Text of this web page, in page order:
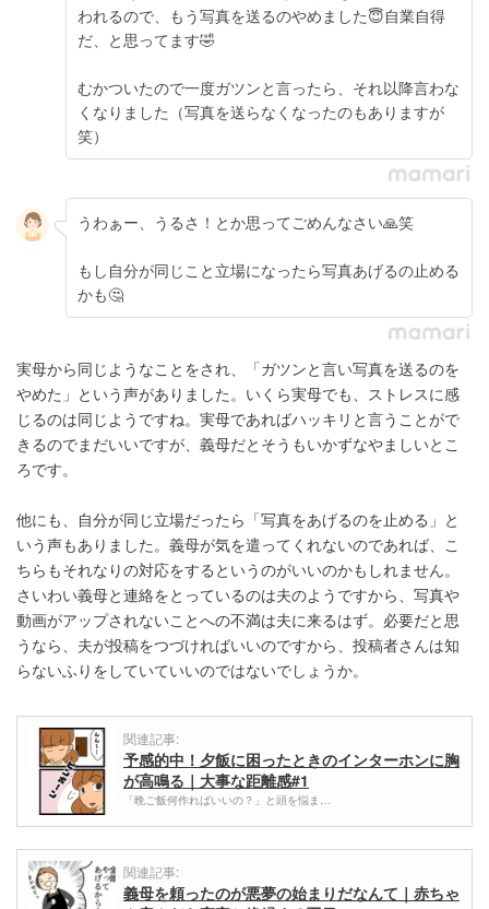
われるので、もう写真を送るのやめました😇自業自得
だ、と思ってます🤣
むかついたので一度ガツンと言ったら、それ以降言わな
くなりました（写真を送らなくなったのもありますが
笑）
うわぁー、うるさ！とか思ってごめんなさい🙏笑
もし自分が同じこと立場になったら写真あげるの止める
かも🤔
実母から同じようなことをされ、「ガツンと言い写真を送るのを
やめた」という声がありました。いくら実母でも、ストレスに感
じるのは同じようですね。実母であればハッキリと言うことがで
きるのでまだいいですが、義母だとそうもいかずなやましいとこ
ろです。
他にも、自分が同じ立場だったら「写真をあげるのを止める」と
いう声もありました。義母が気を遣ってくれないのであれば、こ
ちらもそれなりの対応をするというのがいいのかもしれません。
さいわい義母と連絡をとっているのは夫のようですから、写真や
動画がアップされないことへの不満は夫に来るはず。必要だと思
うなら、夫が投稿をつづければいいのですから、投稿者さんは知
らないふりをしていていいのではないでしょうか。
関連記事:
予感的中！夕飯に困ったときのインターホンに胸
が高鳴る｜大事な距離感#1
「晩ご飯何作ればいいの？」と頭を悩ま…
関連記事:
義母を頼ったのが悪夢の始まりだなんて｜赤ちゃ